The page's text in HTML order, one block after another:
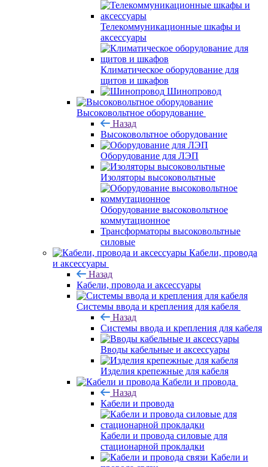
Телекоммуникационные шкафы и
аксессуары
Климатическое оборудование для
щитов и шкафов
Шинопровод
Высоковольтное оборудование
Назад
Высоковольтное оборудование
Оборудование для ЛЭП
Изоляторы высоковольтные
Оборудование высоковольтное
коммутационное
Трансформаторы высоковольтные
силовые
Кабели, провода
и аксессуары
Назад
Кабели, провода и аксессуары
Системы ввода и крепления для кабеля
Назад
Системы ввода и крепления для кабеля
Вводы кабельные и аксессуары
Изделия крепежные для кабеля
Кабели и провода
Назад
Кабели и провода
Кабели и провода силовые для
стационарной прокладки
Кабели и